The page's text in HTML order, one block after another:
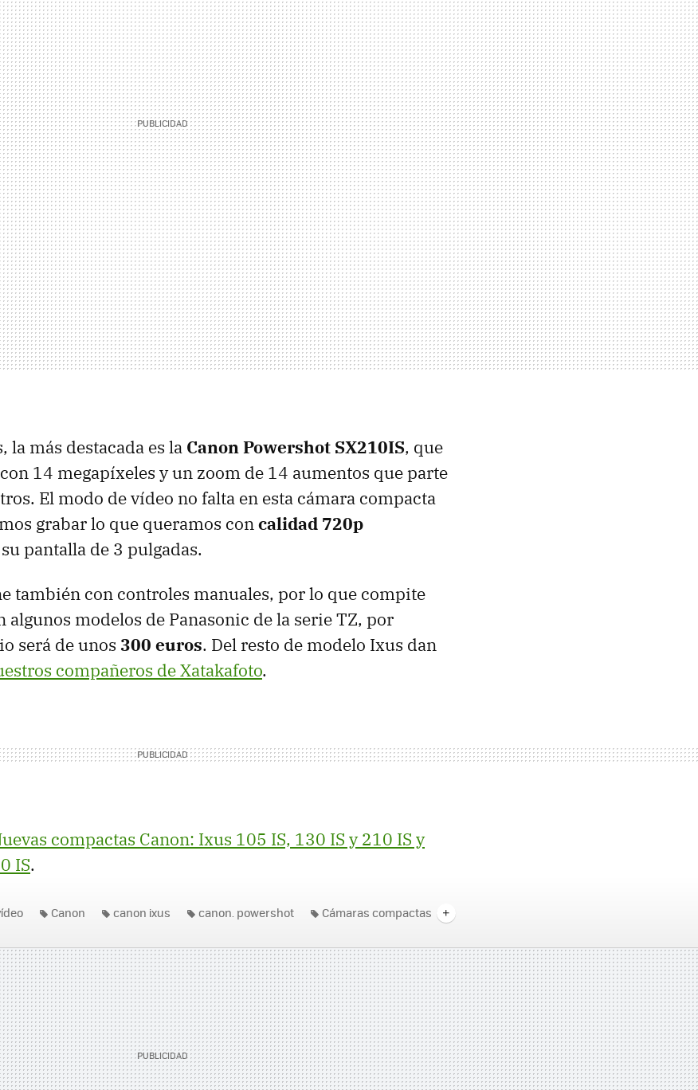
la más destacada es la Canon Powershot SX210IS, que
14 megapíxeles y un zoom de 14 aumentos que parte
El modo de vídeo no falta en esta cámara compacta
grabar lo que queramos concalidad 720p
pantalla de 3 pulgadas.
también con controles manuales, por lo que compite
algunos modelos de Panasonic de la serie TZ, por
será de unos 300 euros. Del resto de modelo Ixus dan
compañeros de Xatakafoto.
compactas Canon: Ixus 105 IS, 130 IS y 210 IS y
IS.
Canon canon ixus canon. powershot
Cámaras compactas